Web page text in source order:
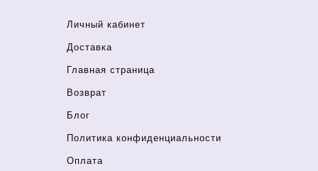
Личный кабинет
Доставка
Главная страница
Возврат
Блог
Политика конфиденциальности
Оплата